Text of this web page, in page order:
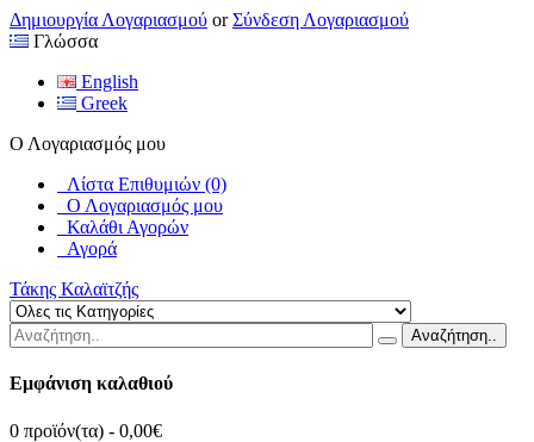
Δημιουργία Λογαριασμού orΣύνδεση Λογαριασμού
Γλώσσα
English
Greek
Ο Λογαριασμός μου
Λίστα Επιθυμιών (0)
Ο Λογαριασμός μου
Καλάθι Αγορών
Αγορά
Τάκης Καλαϊτζής
Αναζήτηση..
Εμφάνιση καλαθιού
0 προϊόν(τα) - 0,00€